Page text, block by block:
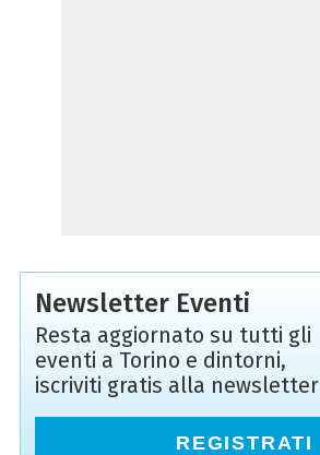
Newsletter Eventi
Resta aggiornato su tutti gli
eventi a Torino e dintorni,
iscriviti gratis alla newsletter
REGISTRATI